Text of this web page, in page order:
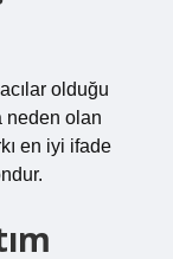
olduğu
neden olan
en iyi ifade